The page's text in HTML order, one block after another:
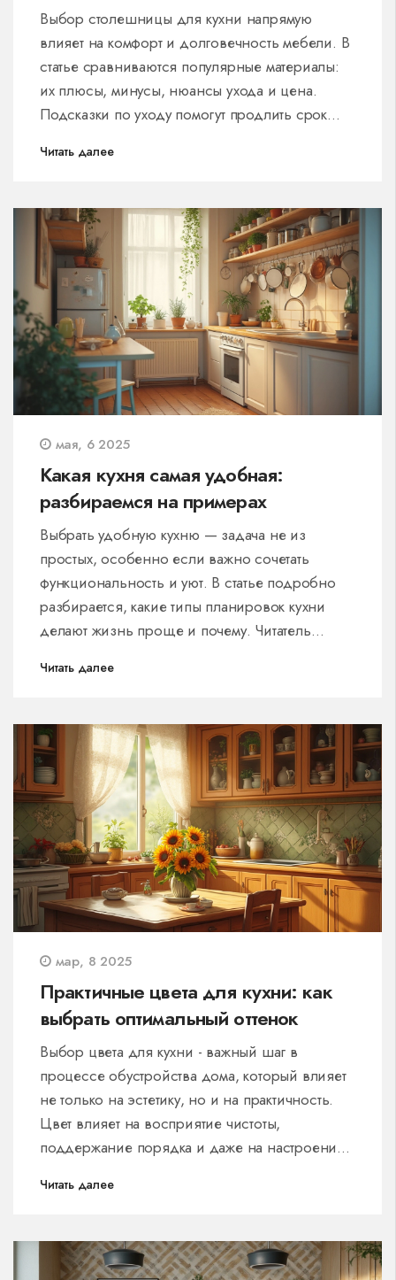
Выбор столешницы для кухни напрямую
влияет на комфорт и долговечность мебели. В
статье сравниваются популярные материалы:
их плюсы, минусы, нюансы ухода и цена.
Подсказки по уходу помогут продлить срок
которые могут столкнуться владельцы
определиться с подходящим вариантом
именно для своей кухни.
Читать далее
мая, 6 2025
Какая кухня самая удобная:
разбираемся на примерах
Выбрать удобную кухню — задача не из
простых, особенно если важно сочетать
функциональность и уют. В статье подробно
разбирается, какие типы планировок кухни
делают жизнь проще и почему. Читатель
и организации хранения, а еще получит
кухни. Приведены примеры, как создать
практичное пространство на любой площади.
Читать далее
мар, 8 2025
Практичные цвета для кухни: как
выбрать оптимальный оттенок
Выбор цвета для кухни - важный шаг в
процессе обустройства дома, который влияет
не только на эстетику, но и на практичность.
Цвет влияет на восприятие чистоты,
поддержание порядка и даже на настроение.
оптимального цвета и их влияние на
полезные советы по уходу и улучшению
атмосферы в кухонном пространстве.
Читать далее